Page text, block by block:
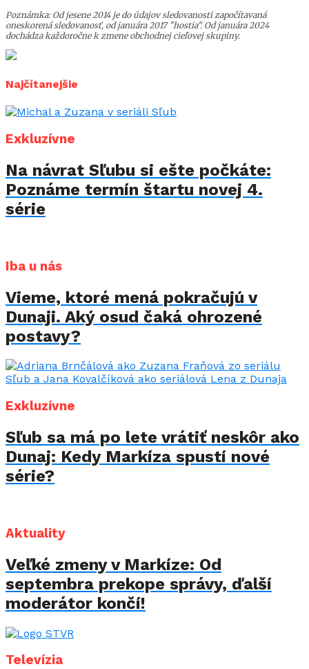
Poznámka: Od jesene 2014 je do údajov sledovanosti započítavaná
oneskorená sledovanosť, od januára 2017 "hostia". Od januára 2024
dochádza každoročne k zmene obchodnej cieľovej skupiny.
Najčítanejšie
Exkluzívne
Na návrat Sľubu si ešte počkáte:
Poznáme termín štartu novej 4.
série
Iba u nás
Vieme, ktoré mená pokračujú v
Dunaji. Aký osud čaká ohrozené
postavy?
Exkluzívne
Sľub sa má po lete vrátiť neskôr ako
Dunaj: Kedy Markíza spustí nové
série?
Aktuality
Veľké zmeny v Markíze: Od
septembra prekope správy, ďalší
moderátor končí!
Televízia